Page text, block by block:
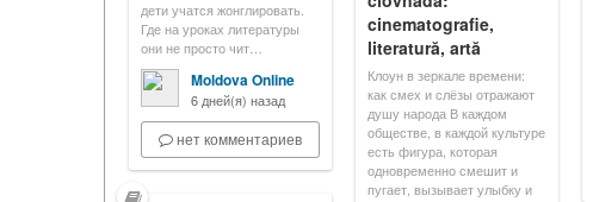
дети учатся жонглировать.
Где на уроках литературы
они не просто чит…
Moldova Online
6 дней(я) назад
нет комментариев
cinematografie,
literatură, artă
Клоун в зеркале времени:
как смех и слёзы отражают
душу народа В каждом
обществе, в каждой культуре
есть фигура, которая
одновременно смешит и
пугает, вызывает улыбку и